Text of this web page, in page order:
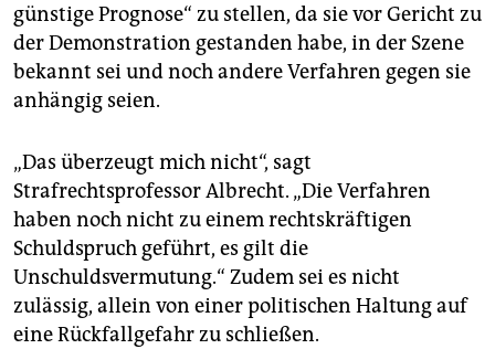
günstige Prognose“ zu stellen, da sie vor Gericht zu
der Demonstration gestanden habe, in der Szene
bekannt sei und noch andere Verfahren gegen sie
anhängig seien.
„Das überzeugt mich nicht“, sagt
Strafrechtsprofessor Albrecht. „Die Verfahren
haben noch nicht zu einem rechtskräftigen
Schuldspruch geführt, es gilt die
Unschuldsvermutung.“ Zudem sei es nicht
zulässig, allein von einer politischen Haltung auf
eine Rückfallgefahr zu schließen.